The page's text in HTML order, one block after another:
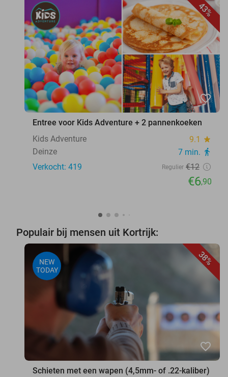
43%
favorite_border
Entree voor Kids Adventure + 2 pannenkoeken
Kids Adventure
9.1 star
Deinze 7 min. directions_walk
Verkocht: 419 Regulier €12
€6,90
Populair bij mensen uit Kortrijk:
38%
NEW
TODAY
favorite_border
Schieten met een wapen (4,5mm- of .22-kaliber)